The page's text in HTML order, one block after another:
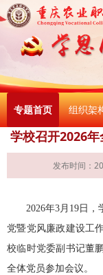
专题首页 组织架
学校召开2026
发布时间：
2026年3月 19 日，
党暨党风廉政建设工
校临时党委副书记董
全体党员参加会议。